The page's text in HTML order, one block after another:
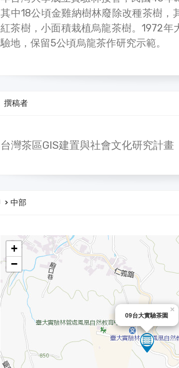
其中18公頃金雞納樹林廢除改種茶樹，
紅茶樹，小面積栽植烏龍茶樹。1972年
驗地，保留5公頃烏龍茶作研究示範。
撰稿者
台灣茶區GIS建置與社會文化研究計畫
>中部